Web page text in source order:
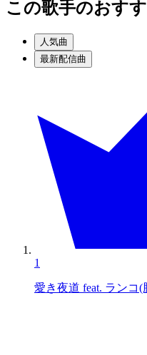
この歌手のおす
人気曲
最新配信曲
1
愛き夜道 feat. ランコ